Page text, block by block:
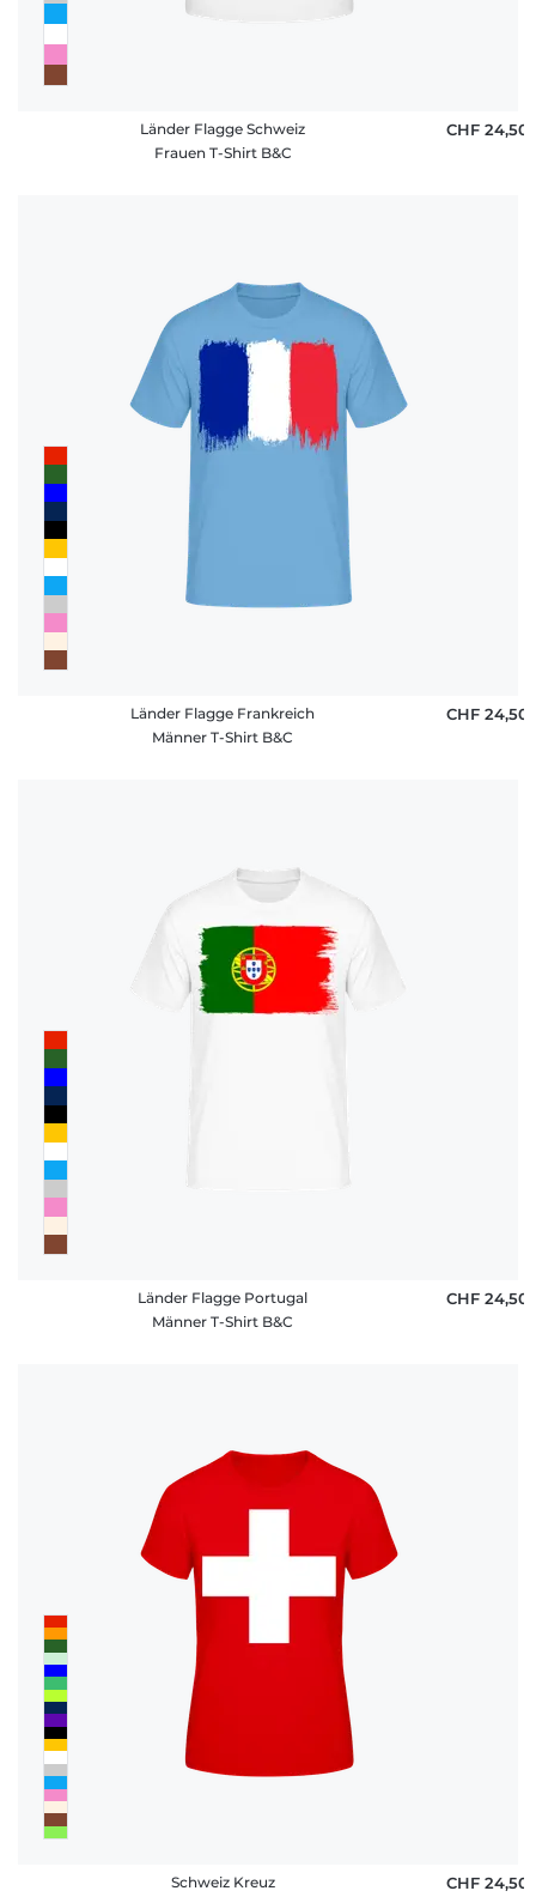
Länder Flagge Schweiz
Frauen T-Shirt B&C
CHF 24,50
Länder Flagge Frankreich
Männer T-Shirt B&C
CHF 24,50
Länder Flagge Portugal
Männer T-Shirt B&C
CHF 24,50
Schweiz Kreuz
CHF 24,50